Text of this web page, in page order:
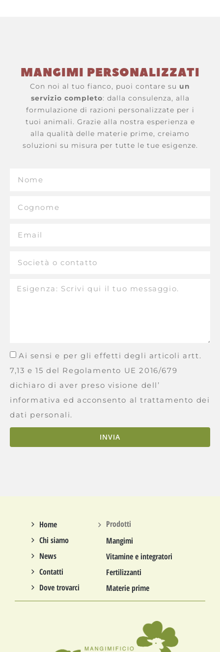
MANGIMI PERSONALIZZATI
Con noi al tuo fianco, puoi contare su un
servizio completo: dalla consulenza, alla
formulazione di razioni personalizzate per i
tuoi animali. Grazie alla nostra esperienza e
alla qualità delle materie prime, creiamo
soluzioni su misura per tutte le tue esigenze.
Ai sensi e per gli effetti degli articoli artt.
7,13 e 15 del Regolamento UE 2016/679
dichiaro di aver preso visione dell’
informativa ed acconsento al trattamento dei
dati personali.
INVIA
Home
Chi siamo
News
Contatti
Dove trovarci
Prodotti
Mangimi
Vitamine e integratori
Fertilizzanti
Materie prime